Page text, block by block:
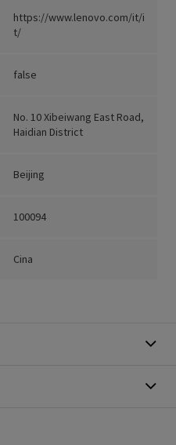
https://www.lenovo.com/it/i
t/
false
No. 10 Xibeiwang East Road,
Haidian District
Beijing
100094
Cina